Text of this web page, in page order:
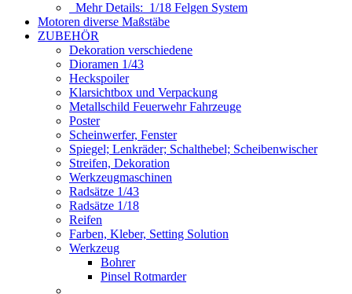
Mehr Details: 1/18 Felgen System
Motoren diverse Maßstäbe
ZUBEHÖR
Dekoration verschiedene
Dioramen 1/43
Heckspoiler
Klarsichtbox und Verpackung
Metallschild Feuerwehr Fahrzeuge
Poster
Scheinwerfer, Fenster
Spiegel; Lenkräder; Schalthebel; Scheibenwischer
Streifen, Dekoration
Werkzeugmaschinen
Radsätze 1/43
Radsätze 1/18
Reifen
Farben, Kleber, Setting Solution
Werkzeug
Bohrer
Pinsel Rotmarder